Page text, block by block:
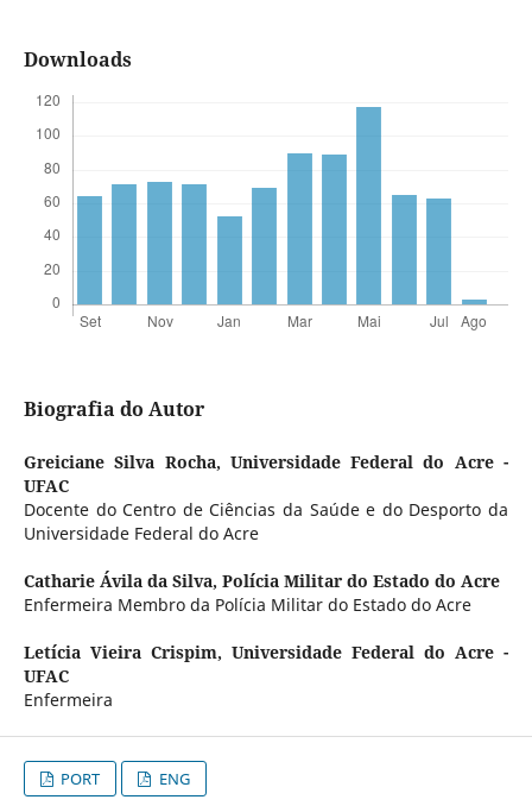
Downloads
Biografia do Autor
Greiciane Silva Rocha, Universidade Federal do Acre -
UFAC
Docente do Centro de Ciências da Saúde e do Desporto da
Universidade Federal do Acre
Catharie Ávila da Silva, Polícia Militar do Estado do Acre
Enfermeira Membro da Polícia Militar do Estado do Acre
Letícia Vieira Crispim, Universidade Federal do Acre -
UFAC
Enfermeira
PORT ENG